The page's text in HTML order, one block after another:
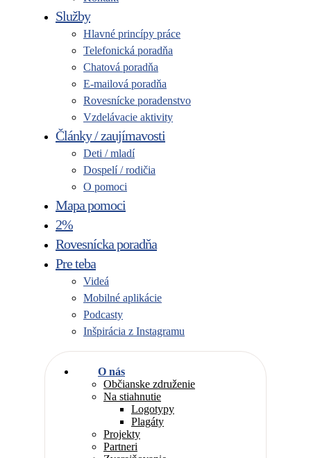
Služby
Hlavné princípy práce
Telefonická poradňa
Chatová poradňa
E-mailová poradňa
Rovesnícke poradenstvo
Vzdelávacie aktivity
Články / zaujímavosti
Deti / mladí
Dospelí / rodičia
O pomoci
Mapa pomoci
2%
Rovesnícka poradňa
Pre teba
Videá
Mobilné aplikácie
Podcasty
Inšpirácia z Instagramu
O nás
Občianske združenie
Na stiahnutie
Logotypy
Plagáty
Projekty
Partneri